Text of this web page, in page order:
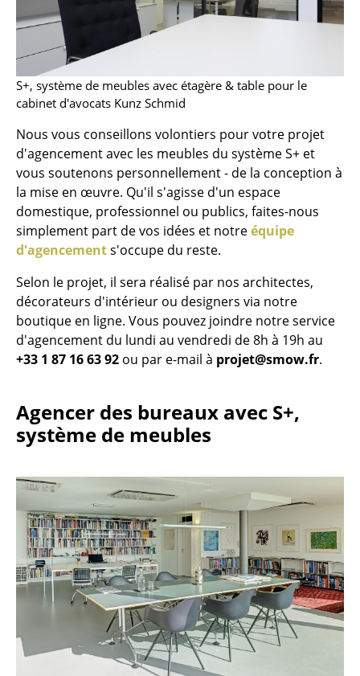
... voir tous les rangements
Luminaires
Suspensions & Plafonniers
Lampes de table
Lampes de bureau
Lampadaires et Liseuses
Lampes de sol
Appliques murales
Luminaires d’extérieur
Lampes sans fil
... voir tous les luminaires
Lits doubles
Lits simples
Lits empilables
Lits enfants
Tables de chevet et Accessoires de lit
... voir tous les lits
Accessoires
S+, système de meubles avec étagère & table pour le
cabinet d'avocats Kunz Schmid
Nous vous conseillons volontiers pour votre projet
d'agencement avec les meubles du système S+ et
vous soutenons personnellement - de la conception à
la mise en œuvre. Qu'il s'agisse d'un espace
domestique, professionnel ou publics, faites-nous
simplement part de vos idées et notreéquipe
d'agencements'occupe du reste.
Selon le projet, il sera réalisé par nos architectes,
décorateurs d'intérieur ou designers via notre
boutique en ligne. Vous pouvez joindre notre service
d'agencement du lundi au vendredi de 8h à 19h au
+33 1 87 16 63 92 ou par e-mail à projet@smow.fr.
Agencer des bureaux avec S+,
système de meubles